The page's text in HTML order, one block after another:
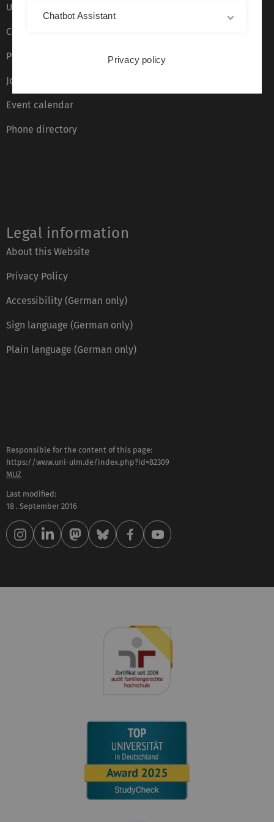
Ulm University glossary
Campus maps
Press
Job opportunities
Event calendar
Phone directory
Legal information
About this Website
Privacy Policy
Accessibility (German only)
Sign language (German only)
Plain language (German only)
Responsible for the content of this page:
https://www.uni-ulm.de/index.php?id=82309
MUZ
Last modified:
18 . September 2016
Chatbot Assistant
Privacy policy